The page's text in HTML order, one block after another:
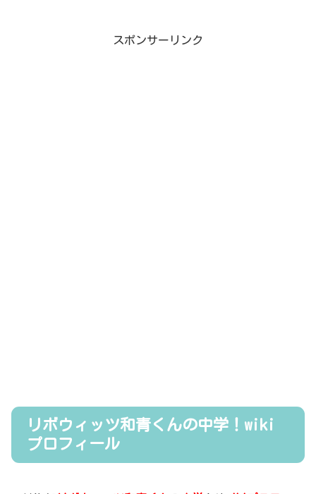
スポンサーリンク
リボウィッツ和青くんの中学！wiki
プロフィール